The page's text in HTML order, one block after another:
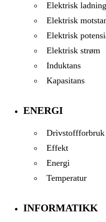
Elektrisk ladning
Elektrisk
Elektrisk
Elektrisk strøm
Induktans
Kapasitans
ENERGI
Drivstoffforbruk
Effekt
Energi
Temperatur
INFORMATIKK